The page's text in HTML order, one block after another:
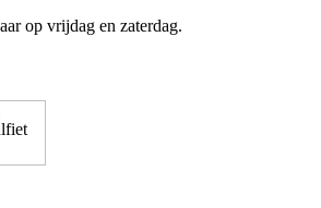
op vrijdag en zaterdag.